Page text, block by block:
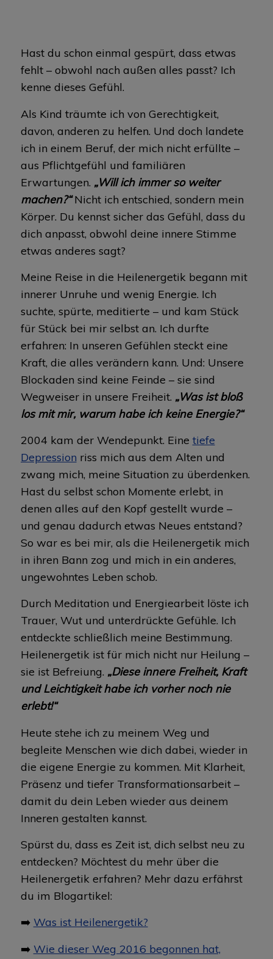
Hast du schon einmal gespürt, dass etwas
fehlt – obwohl nach außen alles passt? Ich
kenne dieses Gefühl.
Als Kind träumte ich von Gerechtigkeit,
davon, anderen zu helfen. Und doch landete
ich in einem Beruf, der mich nicht erfüllte –
aus Pflichtgefühl und familiären
Erwartungen. „Will ich immer so weiter
machen?“Nicht ich entschied, sondern mein
Körper. Du kennst sicher das Gefühl, dass du
dich anpasst, obwohl deine innere Stimme
etwas anderes sagt?
Meine Reise in die Heilenergetik begann mit
innerer Unruhe und wenig Energie. Ich
suchte, spürte, meditierte – und kam Stück
für Stück bei mir selbst an. Ich durfte
erfahren: In unseren Gefühlen steckt eine
Kraft, die alles verändern kann. Und: Unsere
Blockaden sind keine Feinde – sie sind
Wegweiser in unsere Freiheit. „Was ist bloß
los mit mir, warum habe ich keine Energie?“
2004 kam der Wendepunkt. Eine tiefe
Depression riss mich aus dem Alten und
zwang mich, meine Situation zu überdenken.
Hast du selbst schon Momente erlebt, in
denen alles auf den Kopf gestellt wurde –
und genau dadurch etwas Neues entstand?
So war es bei mir, als die Heilenergetik mich
in ihren Bann zog und mich in ein anderes,
ungewohntes Leben schob.
Durch Meditation und Energiearbeit löste ich
Trauer, Wut und unterdrückte Gefühle. Ich
entdeckte schließlich meine Bestimmung.
Heilenergetik ist für mich nicht nur Heilung –
sie ist Befreiung. „Diese innere Freiheit, Kraft
und Leichtigkeit habe ich vorher noch nie
erlebt!“
Heute stehe ich zu meinem Weg und
begleite Menschen wie dich dabei, wieder in
die eigene Energie zu kommen. Mit Klarheit,
Präsenz und tiefer Transformationsarbeit –
damit du dein Leben wieder aus deinem
Inneren gestalten kannst.
Spürst du, dass es Zeit ist, dich selbst neu zu
entdecken? Möchtest du mehr über die
Heilenergetik erfahren? Mehr dazu erfährst
du im Blogartikel:
➡️ Was ist Heilenergetik?
➡️ Wie dieser Weg 2016 begonnen hat,